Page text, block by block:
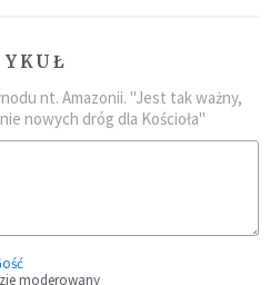
nt. Amazonii. "Jest tak ważny,
nowych dróg dla Kościoła"
moderowany